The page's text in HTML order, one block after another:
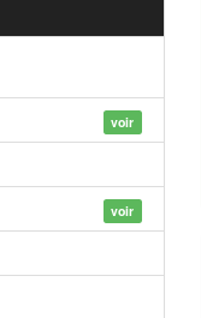
voir
voir